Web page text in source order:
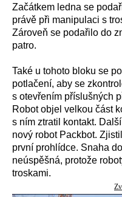
Začátkem ledna se
právě při manipulaci s
Zároveň se podařilo do
patro.
Také u tohoto bloku se
potlačení, aby se
s otevřením příslušných
Robot objel velkou část
s ním ztratil kontakt.
nový robot Packbot.
první prohlídce. Snaha
neúspěšná, protože
troskami.